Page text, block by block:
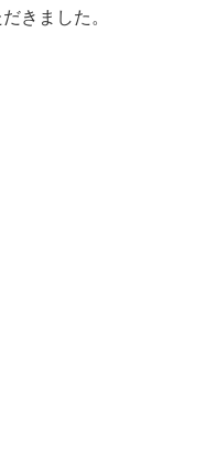
きました。